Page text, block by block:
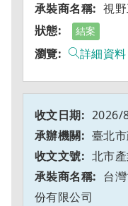
視
結案
詳細資料
2026/
臺北
北市
台
份有限公司